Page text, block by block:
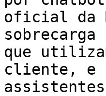
oficial da
que
cliente, e